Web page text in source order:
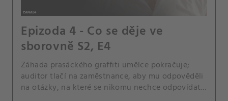
Epizoda 4 - Co se děje ve
sborovně S2, E4
Záhada prasáckého graffiti umělce pokračuje;
auditor tlačí na zaměstnance, aby mu odpověděli
na otázky, na které se nikomu nechce odpovídat.